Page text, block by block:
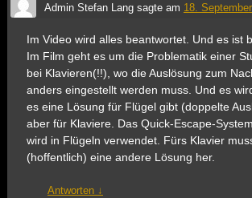
Admin Stefan Langsagte am 18.
Im Video wird alles beantwortet. Und es ist
Im Film geht es um die Problematik einer
bei Klavieren(!!), wo die Auslösung zum
anders eingestellt werden muss. Und es
es eine Lösung für Flügel gibt (doppelte
aber für Klaviere. Das Quick-Escape-
wird in Flügeln verwendet. Fürs Klavier
(hoffentlich) eine andere Lösung her.
Antworten ↓